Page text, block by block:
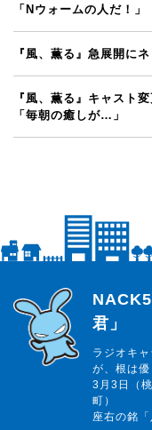
「Nウォームの人だ！
『風、薫る』急展開に
『風、薫る』キャスト
「毎朝の癒しが…」
らじっと君
君」
ラジオキ
が、根は
3月3日（
町）
座右の銘「